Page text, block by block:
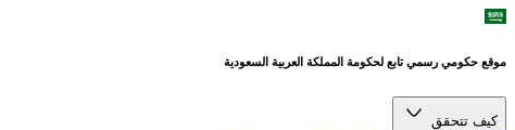
موقع حكومي رسمي تابع لحكومة المملكة العربية السعودية
كيف تتحقق